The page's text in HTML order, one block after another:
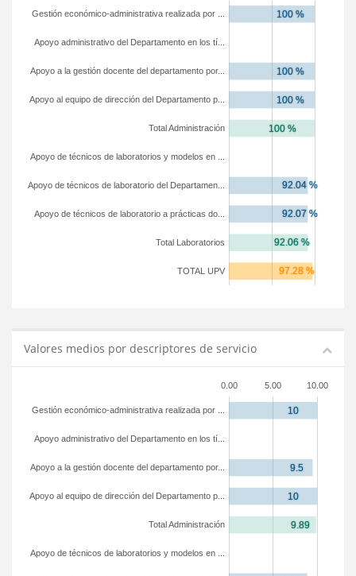
TOTAL UPV
Total Laboratorios
Apoyo de técnicos de laboratorio a prácticas do...
Apoyo de técnicos de laboratorio del Departamen...
Apoyo de técnicos de laboratorios y modelos en ...
Total Administración
Apoyo al equipo de dirección del Departamento p...
Apoyo a la gestión docente del departamento por...
Apoyo administrativo del Departamento en los tí...
Gestión económico-administrativa realizada por ...
Valores medios por descriptores de servicio
0.00 5.00 10.00
Apoyo de técnicos de laboratorios y modelos en ...
Total Administración
Apoyo al equipo de dirección del Departamento p...
Apoyo a la gestión docente del departamento por...
Apoyo administrativo del Departamento en los tí...
Gestión económico-administrativa realizada por ...